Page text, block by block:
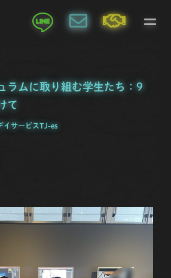
ラムに取り組む学生たち：9
て
イサービスTJ-es